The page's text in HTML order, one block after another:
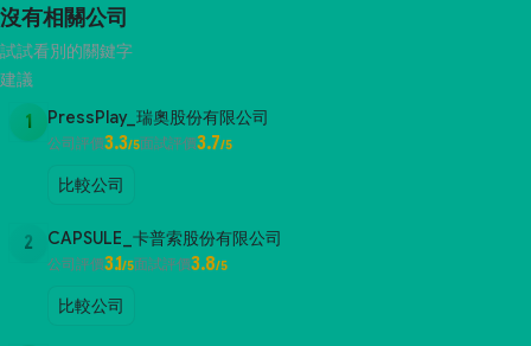
沒有相關公司
試試看別的關鍵字
建議
1 PressPlay_瑞奧股份有限公司
公司評價3.3/5面試評價3.7/5
比較公司
2 CAPSULE_卡普索股份有限公司
公司評價3.1/5面試評價3.8/5
比較公司